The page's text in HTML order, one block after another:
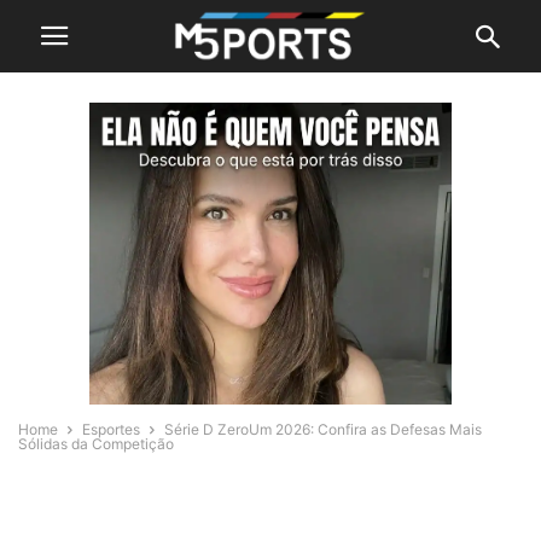
Home Esportes
Série D ZeroUm 2026: Confira as Defesas Mais
Sólidas da Competição